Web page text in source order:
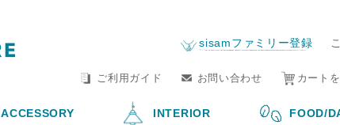
by sisam FAIR TRADE
sisamファミリー登録
ご利用ガイド お問い合わせ カート
ACCESSORY INTERIOR FOOD/